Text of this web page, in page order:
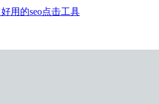
用的seo点击工具